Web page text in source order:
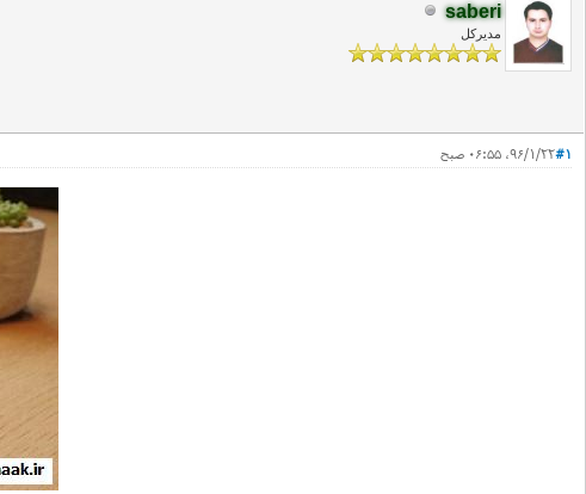
saberi
مدیرکل
#1۹۶/۱/۲۲، ۰۶:۵۵ صبح